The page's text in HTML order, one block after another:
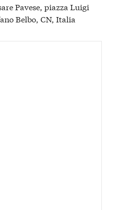
Pavese, piazza Luigi
Belbo, CN, Italia